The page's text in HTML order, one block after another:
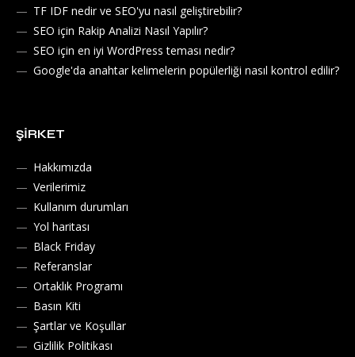
TF IDF nedir ve SEO'yu nasıl geliştirebilir?
SEO için Rakip Analizi Nasıl Yapılır?
SEO için en iyi WordPress teması nedir?
Google'da anahtar kelimelerin popülerliği nasıl kontrol edilir?
ŞIRKET
Hakkımızda
Verilerimiz
Kullanım durumları
Yol haritası
Black Friday
Referanslar
Ortaklık Programı
Basın Kiti
Şartlar ve Koşullar
Gizlilik Politikası